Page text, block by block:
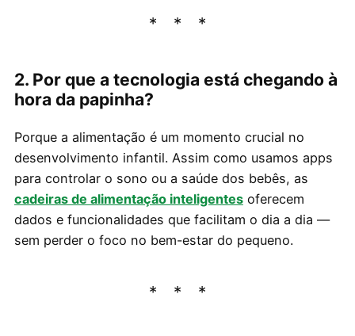
2. Por que a tecnologia está chegando à
hora da papinha?
Porque a alimentação é um momento crucial no
desenvolvimento infantil. Assim como usamos apps
para controlar o sono ou a saúde dos bebês, as
cadeiras de alimentação inteligentesoferecem
dados e funcionalidades que facilitam o dia a dia —
sem perder o foco no bem-estar do pequeno.